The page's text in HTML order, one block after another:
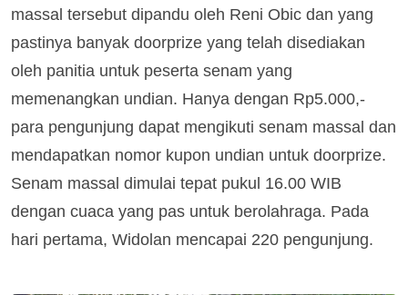
massal tersebut dipandu oleh Reni Obic dan yang
pastinya banyak doorprize yang telah disediakan
oleh panitia untuk peserta senam yang
memenangkan undian. Hanya dengan Rp5.000,-
para pengunjung dapat mengikuti senam massal dan
mendapatkan nomor kupon undian untuk doorprize.
Senam massal dimulai tepat pukul 16.00 WIB
dengan cuaca yang pas untuk berolahraga. Pada
hari pertama, Widolan mencapai 220 pengunjung.